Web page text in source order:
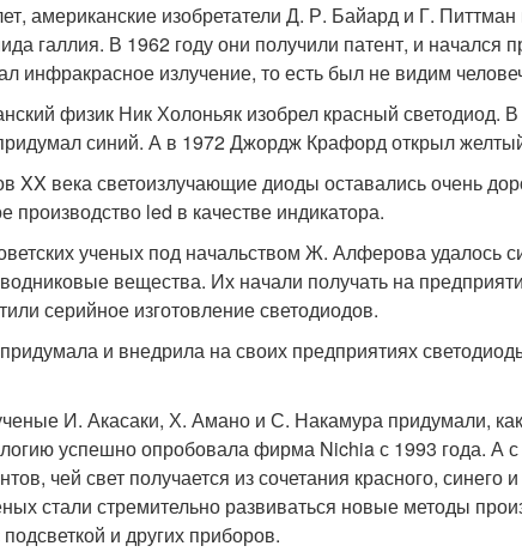
американские изобретатели Д. Р. Байард и Г.
галлия. В 1962 году они получили патент, и
инфракрасное излучение, то есть был не видим
физик Ник Холоньяк изобрел красный светодиод. В
синий. А в 1972 Джордж Крафорд открыл
XX века светоизлучающие диоды оставались очень
производство led в качестве индикатора.
ученых под начальством Ж. Алферова удалось
вещества. Их начали получать на
серийное изготовление светодиодов.
и внедрила на своих предприятиях
И. Акасаки, Х. Амано и С. Накамура придумали,
успешно опробовала фирма Nichia с 1993 года. А
чей свет получается из сочетания красного, синего
стали стремительно развиваться новые методы
и других приборов.